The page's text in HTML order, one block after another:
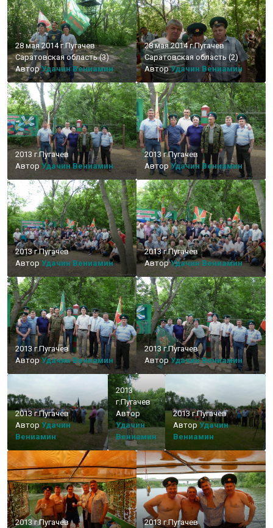
28 мая 2014 г.Пугачев
Саратовская область (3)
АвторУдачин Вениамин
28 мая 2014 г.Пугачев
Саратовская область (2)
АвторУдачин Вениамин
2013 г.Пугачев
Автор Удачин Вениамин
2013 г.Пугачев
Автор Удачин Вениамин
2013 г.Пугачев
Автор Удачин Вениамин
2013 г.Пугачев
АвторУдачин Вениамин
2013 г.Пугачев
АвторУдачин Вениамин
2013 г.Пугачев
АвторУдачин Вениамин
2013 г.Пугачев
Автор Удачин
Вениамин
2013
г.Пугачев
Автор
Удачин
Вениамин
2013 г.Пугачев
Автор Удачин
Вениамин
2013 г.Пугачев
2013 г.Пугачев